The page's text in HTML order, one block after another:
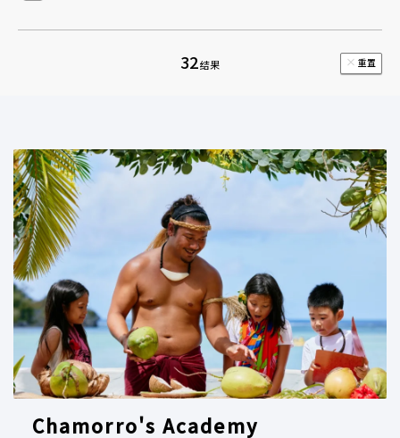
32结果 重置
Chamorro's Academy